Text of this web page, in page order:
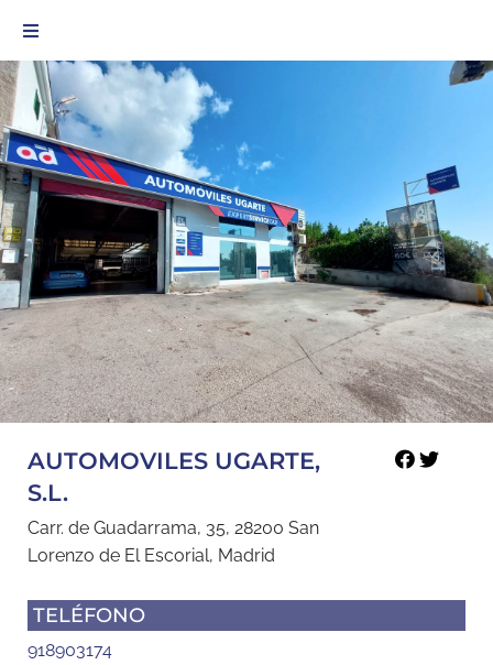
AUTOMOVILES UGARTE,
S.L.
Carr. de Guadarrama, 35, 28200 San
Lorenzo de El Escorial, Madrid
TELÉFONO
918903174